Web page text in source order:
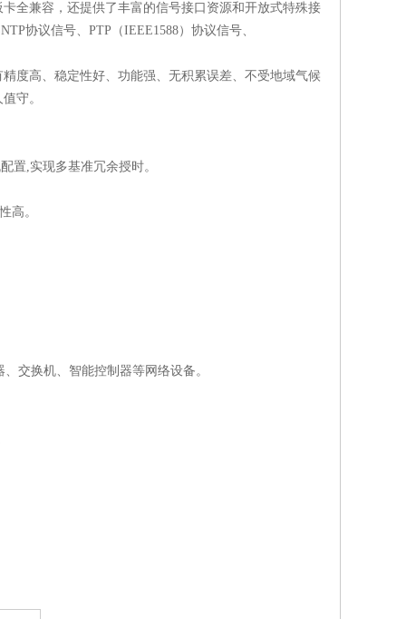
全兼容，还提供了丰富的信号接口资源和开放式特殊接
协议信号、PTP（IEEE1588）协议信号、
度高、稳定性好、功能强、无积累误差、不受地域气候
守。
置,实现多基准冗余授时。
高。
交换机、智能控制器等网络设备。